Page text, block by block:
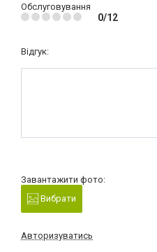
Обслуговування
0/12
Відгук:
Завантажити фото:
Вибрати
Авторизуватись